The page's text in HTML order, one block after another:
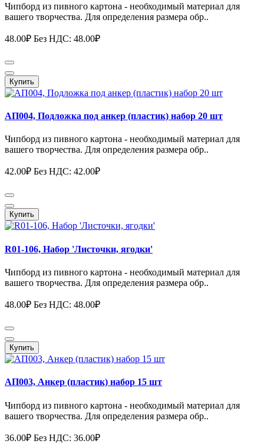
Чипборд из пивного картона - необходимый материал для
вашего творчества. Для определения размера обр..
48.00₽ Без НДС: 48.00₽
Купить
АП004, Подложка под анкер (пластик) набор 20 шт
Чипборд из пивного картона - необходимый материал для
вашего творчества. Для определения размера обр..
42.00₽ Без НДС: 42.00₽
Купить
R01-106, Набор 'Листочки, ягодки'
Чипборд из пивного картона - необходимый материал для
вашего творчества. Для определения размера обр..
48.00₽ Без НДС: 48.00₽
Купить
АП003, Анкер (пластик) набор 15 шт
Чипборд из пивного картона - необходимый материал для
вашего творчества. Для определения размера обр..
36.00₽ Без НДС: 36.00₽